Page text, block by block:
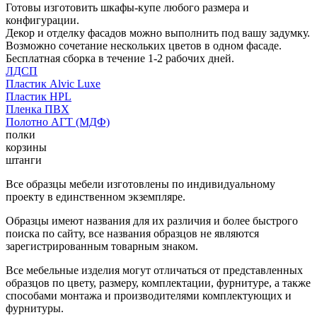
Готовы изготовить шкафы-купе любого размера и
конфигурации.
Декор и отделку фасадов можно выполнить под вашу задумку.
Возможно сочетание нескольких цветов в одном фасаде.
Бесплатная сборка в течение 1-2 рабочих дней.
ЛДСП
Пластик Alvic Luxe
Пластик HPL
Пленка ПВХ
Полотно АГТ (МДФ)
полки
корзины
штанги
Все образцы мебели изготовлены по индивидуальному
проекту в единственном экземпляре.
Образцы имеют названия для их различия и более быстрого
поиска по сайту, все названия образцов не являются
зарегистрированным товарным знаком.
Все мебельные изделия могут отличаться от представленных
образцов по цвету, размеру, комплектации, фурнитуре, а также
способами монтажа и производителями комплектующих и
фурнитуры.